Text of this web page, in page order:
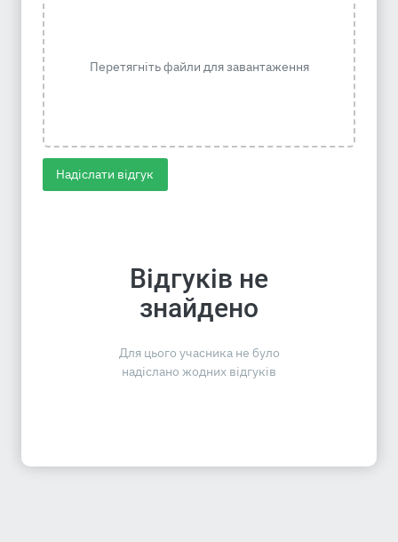
Перетягніть файли для завантаження
Надіслати відгук
Відгуків не
знайдено
Для цього учасника не було
надіслано жодних відгуків